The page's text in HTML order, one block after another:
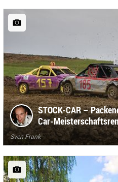
STOCK-CAR –
Car-
Sven Frank